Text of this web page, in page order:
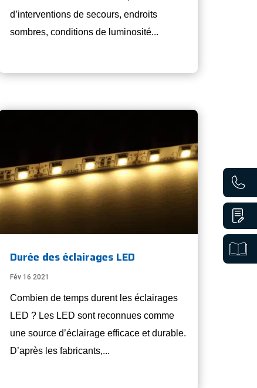
d’interventions de secours, endroits
sombres, conditions de luminosité...
Durée des éclairages LED
Fév 16 2021
Combien de temps durent les éclairages
LED ? Les LED sont reconnues comme
une source d’éclairage efficace et durable.
D’après les fabricants,...